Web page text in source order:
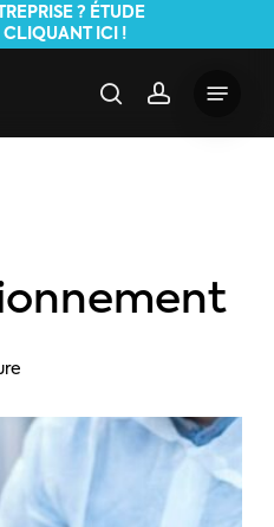
? ÉTUDE
CLIQUANT ICI !
searchaccount